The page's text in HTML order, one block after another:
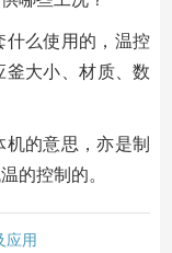
什么使用的，温控
釜大小、材质、数
的意思，亦是制
的控制的。
应用